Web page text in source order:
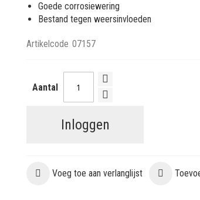
Goede corrosiewering
Bestand tegen weersinvloeden
Artikelcode 07157
Aantal
Inloggen
Voeg toe aan verlanglijst